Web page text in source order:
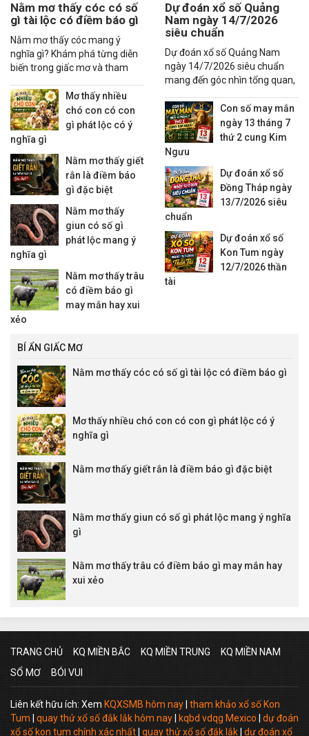
Nằm mơ thấy cóc có số
gì tài lộc có điềm báo gì
Nằm mơ thấy cóc mang ý
nghĩa gì? Khám phá từng diễn
biến trong giấc mơ và tham
quan đầy đủ.
Mơ thấy nhiều
chó con có con
gì phát lộc có ý
nghĩa gì
Nằm mơ thấy giết
rắn là điềm báo
gì đặc biệt
Nằm mơ thấy
giun có số gì
phát lộc mang ý
nghĩa gì
Nằm mơ thấy trâu
có điềm báo gì
may mắn hay xui
xẻo
Dự đoán xổ số Quảng
Nam ngày 14/7/2026
siêu chuẩn
Dự đoán xổ số Quảng Nam
ngày 14/7/2026 siêu chuẩn
mang đến góc nhìn tổng quan,
nhận định đáng quan tâm
Con số may mắn
ngày 13 tháng 7
thứ 2 cung Kim
Ngưu
Dự đoán xổ số
Đồng Tháp ngày
13/7/2026 siêu
chuẩn
Dự đoán xổ số
Kon Tum ngày
12/7/2026 thần
tài
BÍ ẨN GIẤC MƠ
Nằm mơ thấy cóc có số gì tài lộc có điềm báo gì
Mơ thấy nhiều chó con có con gì phát lộc có ý
nghĩa gì
Nằm mơ thấy giết rắn là điềm báo gì đặc biệt
Nằm mơ thấy giun có số gì phát lộc mang ý nghĩa
gì
Nằm mơ thấy trâu có điềm báo gì may mắn hay
xui xẻo
TRANG CHỦ KQ MIỀN BẮC KQ MIỀN TRUNG
KQ MIỀN NAM
SỔ MƠ
BÓI VUI
Liên kết hữu ích: Xem KQXSMB hôm nay tham khảo xổ số Kon
Tum
quay thử xổ số đắk lắk hôm nay kqbd vdqg Mexico
dự đoán
xổ số kon tum chính xác nhất quay thử xổ số đắk lắk dự đoán xổ